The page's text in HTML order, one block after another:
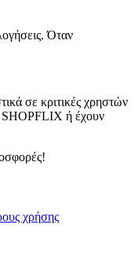
Όταν
σε κριτικές χρηστών
SHOPFLIX ή έχουν
χρήσης